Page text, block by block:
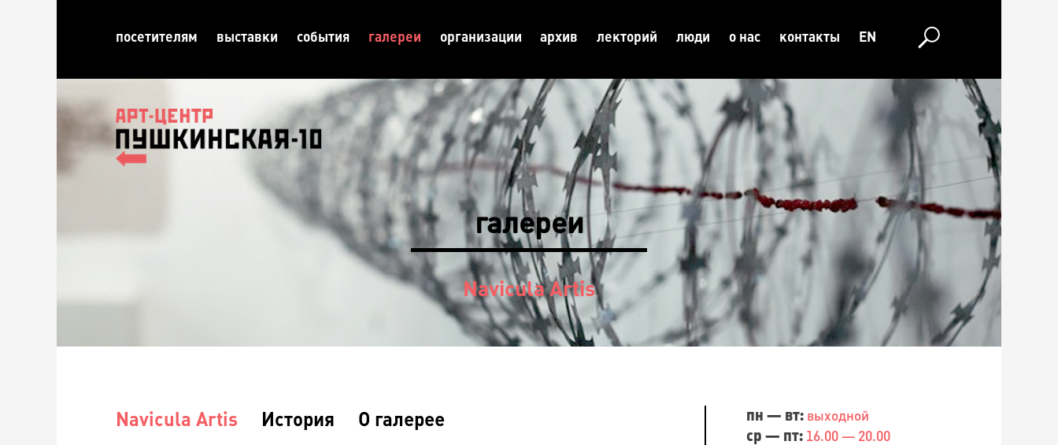
посетителям выставки события галереи организации архив лекторий люди о нас контакты EN
галереи
Navicula Artis
Navicula Artis История О галерее пн — вт: выходной
ср — пт: 16.00 — 20.00